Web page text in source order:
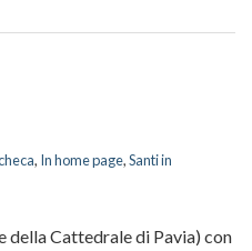
Pulpito
Dipinti
in
della
, In home page,Santi in
della Cattedrale di Pavia) con